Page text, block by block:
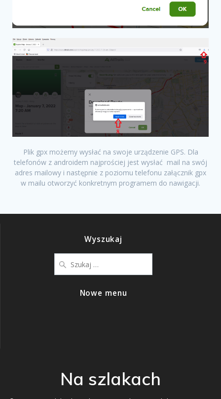
Plik gpx możemy wysłać na swoje urządzenie GPS. Dla
telefonów z androidem najprościej jest wysłać mail na swój
adres mailowy i następnie z poziomu telefonu załącznik gpx
w mailu otworzyć konkretnym programem do nawigacji.
Wyszukaj
Nowe menu
Na szlakach